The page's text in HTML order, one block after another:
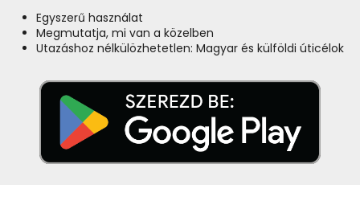
Egyszerű használat
Megmutatja, mi van a közelben
Utazáshoz nélkülözhetetlen: Magyar és külföldi úticélok